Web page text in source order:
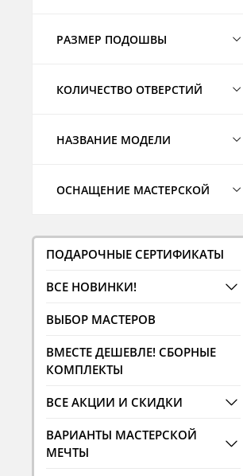
РАЗМЕР ПОДОШВЫ
КОЛИЧЕСТВО ОТВЕРСТИЙ
НАЗВАНИЕ МОДЕЛИ
ОСНАЩЕНИЕ МАСТЕРСКОЙ
ПОДАРОЧНЫЕ СЕРТИФИКАТЫ
ВСЕ НОВИНКИ!
ВЫБОР МАСТЕРОВ
ВМЕСТЕ ДЕШЕВЛЕ! СБОРНЫЕ
КОМПЛЕКТЫ
ВСЕ АКЦИИ И СКИДКИ
ВАРИАНТЫ МАСТЕРСКОЙ
МЕЧТЫ